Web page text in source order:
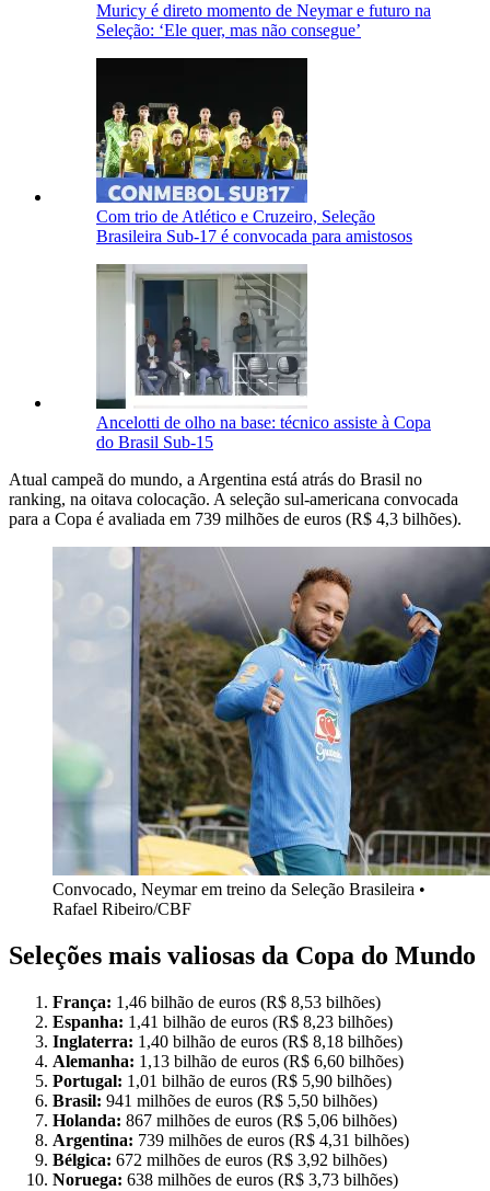
Muricy é direto momento de Neymar e futuro na
Seleção: ‘Ele quer, mas não consegue’
Com trio de Atlético e Cruzeiro, Seleção
Brasileira Sub-17 é convocada para amistosos
Ancelotti de olho na base: técnico assiste à Copa
do Brasil Sub-15
Atual campeã do mundo, a Argentina está atrás do Brasil no
ranking, na oitava colocação. A seleção sul-americana convocada
para a Copa é avaliada em 739 milhões de euros (R$ 4,3 bilhões).
Convocado, Neymar em treino da Seleção Brasileira •
Rafael Ribeiro/CBF
Seleções mais valiosas da Copa do Mundo
França: 1,46 bilhão de euros (R$ 8,53 bilhões)
Espanha: 1,41 bilhão de euros (R$ 8,23 bilhões)
Inglaterra: 1,40 bilhão de euros (R$ 8,18 bilhões)
Alemanha: 1,13 bilhão de euros (R$ 6,60 bilhões)
Portugal: 1,01 bilhão de euros (R$ 5,90 bilhões)
Brasil: 941 milhões de euros (R$ 5,50 bilhões)
Holanda: 867 milhões de euros (R$ 5,06 bilhões)
Argentina: 739 milhões de euros (R$ 4,31 bilhões)
Bélgica: 672 milhões de euros (R$ 3,92 bilhões)
Noruega: 638 milhões de euros (R$ 3,73 bilhões)